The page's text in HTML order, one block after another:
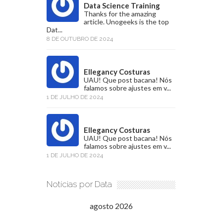
Data Science Training
Thanks for the amazing
article. Unogeeks is the top
Dat...
8 DE OUTUBRO DE 2024
Ellegancy Costuras
UAU! Que post bacana! Nós
falamos sobre ajustes em v...
1 DE JULHO DE 2024
Ellegancy Costuras
UAU! Que post bacana! Nós
falamos sobre ajustes em v...
1 DE JULHO DE 2024
Notícias por Data
agosto 2026